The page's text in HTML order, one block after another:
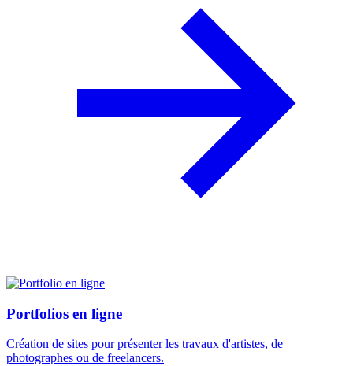
Portfolios en ligne
Création de sites pour présenter les travaux d'artistes, de
photographes ou de freelancers.